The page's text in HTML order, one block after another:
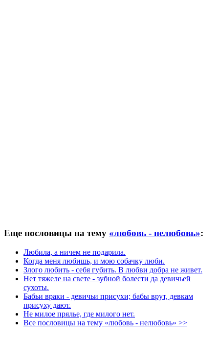
Еще пословицы на тему «любовь - нелюбовь»:
Любила, а ничем не подарила.
Когда меня любишь, и мою собачку люби.
Злого любить - себя губить. В любви добра не живет.
Нет тяжеле на свете - зубной болести да девичьей
сухоты.
Бабьи враки - девичьи присухи; бабы врут, девкам
присуху дают.
Не милое прялье, где милого нет.
Все пословицы на тему «любовь - нелюбовь» >>